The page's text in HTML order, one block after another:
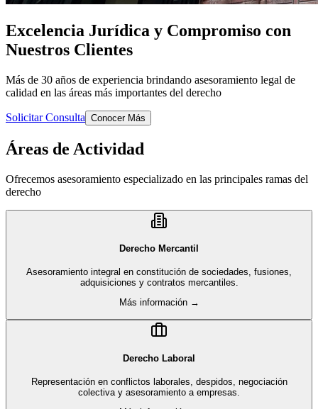
Excelencia Jurídica y Compromiso con
Nuestros Clientes
Más de 30 años de experiencia brindando asesoramiento legal de
calidad en las áreas más importantes del derecho
Solicitar Consulta Conocer Más
Áreas de Actividad
Ofrecemos asesoramiento especializado en las principales ramas del
derecho
Derecho Mercantil
Asesoramiento integral en constitución de sociedades, fusiones,
adquisiciones y contratos mercantiles.
Más información →
Derecho Laboral
Representación en conflictos laborales, despidos, negociación
colectiva y asesoramiento a empresas.